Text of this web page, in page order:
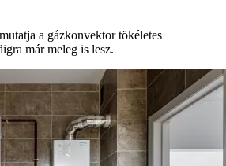
a gázkonvektor tökéletes
már meleg is lesz.